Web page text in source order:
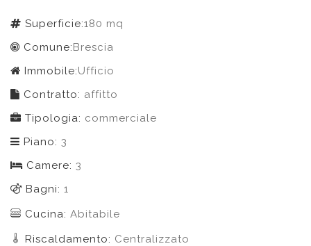
Superficie:180 mq
Comune:Brescia
Immobile:Ufficio
Contratto: affitto
Tipologia: commerciale
Piano: 3
Camere: 3
Bagni: 1
Cucina: Abitabile
Riscaldamento: Centralizzato